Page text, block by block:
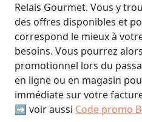
Relais Gourmet. Vous y
des offres disponibles et
correspond le mieux à
besoins. Vous pourrez
promotionnel lors du
en ligne ou en magasin
immédiate sur votre
➡️ voir aussi Code promo